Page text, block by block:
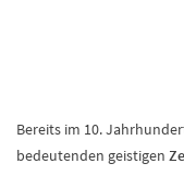
Bereits im 10.
bedeutenden geistigen